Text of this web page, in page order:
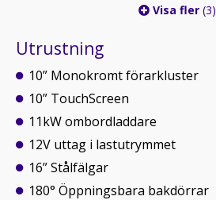
Visa fler (3)
Utrustning
10” Monokromt förarkluster
10” TouchScreen
11kW ombordladdare
12V uttag i lastutrymmet
16” Stålfälgar
180° Öppningsbara bakdörrar